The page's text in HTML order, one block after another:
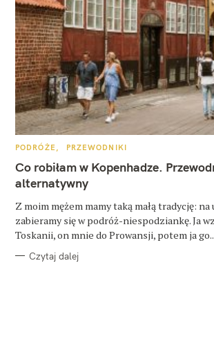
K
T
E
G
O
I
PODRÓŻE PRZEWODNIKI
Co robiłam w Kopenhadze.
alternatywny
Z moim mężem mamy taką małą tradycję:
zabieramy się w podróż-niespodziankę. Ja
Toskanii, on mnie do Prowansji, potem ja go..
Czytaj dalej